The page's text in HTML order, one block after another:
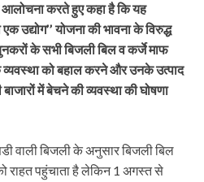
करते हुए कहा है कि यह
उद्योग’’ योजना की भावना के विरुद्ध
के सभी बिजली बिल व कर्जे माफ
को बहाल करने और उनके उत्पाद
में बेचने की व्यवस्था की घोषणा
वाली बिजली के अनुसार बिजली बिल
राहत पहुंचाता है लेकिन 1 अगस्त से